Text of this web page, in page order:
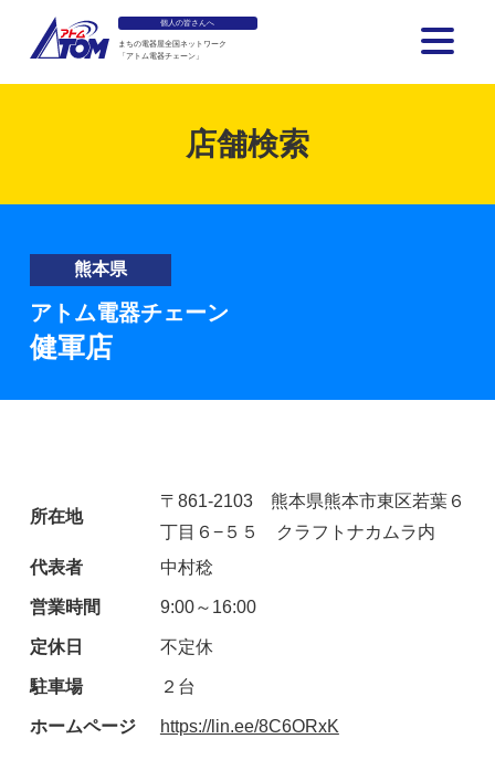
個人の皆さんへ
まちの電器屋全国ネットワーク
「アトム電器チェーン」
店舗検索
熊本県
アトム電器チェーン
健軍店
所在地
〒861-2103 熊本県熊本市東区若葉６
丁目６−５５ クラフトナカムラ内
代表者
中村稔
営業時間 9:00～16:00
定休日 不定休
駐車場 ２台
ホームページ https://lin.ee/8C6ORxK